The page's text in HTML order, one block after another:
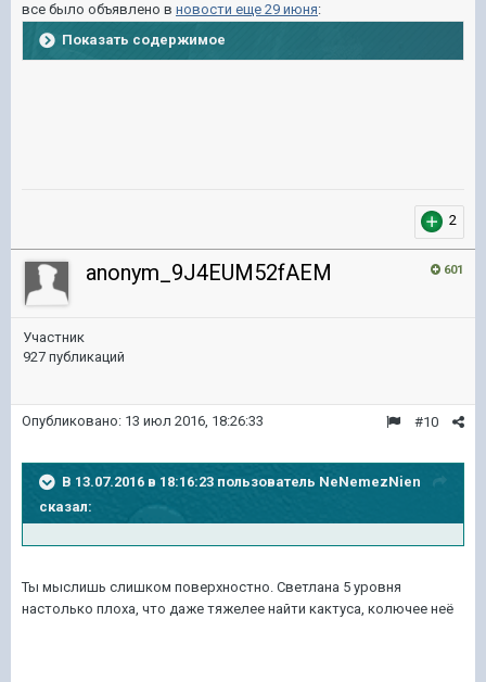
все было объявлено в новости еще 29 июня:
Показать содержимое
2
601
anonym_9J4EUM52fAEM
Участник
927 публикаций
#10
Опубликовано: 13 июл 2016, 18:26:33
В 13.07.2016 в 18:16:23 пользователь NeNemezNien
сказал:
Ты мыслишь слишком поверхностно. Светлана 5 уровня
настолько плоха, что даже тяжелее найти кактуса, колючее неё